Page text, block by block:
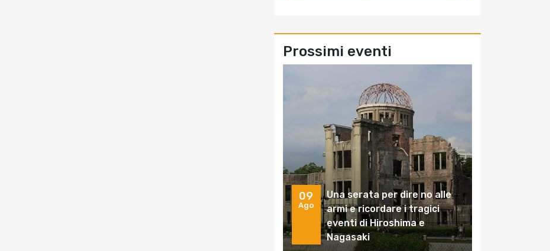
Prossimi eventi
09
Ago
Una serata per dire no alle
armi e ricordare i tragici
eventi di Hiroshima e
Nagasaki